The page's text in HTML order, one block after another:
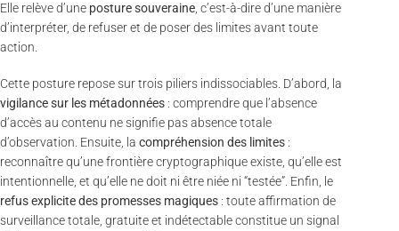
Elle relève d’une posture souveraine, c’est-à-dire d’une manière
d’interpréter, de refuser et de poser des limites avant toute
action.
Cette posture repose sur trois piliers indissociables. D’abord, la
vigilance sur les métadonnées : comprendre que l’absence
d’accès au contenu ne signifie pas absence totale
d’observation. Ensuite, la compréhension des limites :
reconnaître qu’une frontière cryptographique existe, qu’elle est
intentionnelle, et qu’elle ne doit ni être niée ni “testée”. Enfin, le
refus explicite des promesses magiques : toute affirmation de
surveillance totale, gratuite et indétectable constitue un signal